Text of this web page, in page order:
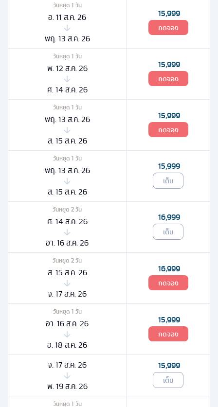
วันหยุด 1 วัน
อ. 11 ส.ค. 26
พฤ. 13 ส.ค. 26
15,999
กดจอง
วันหยุด 1 วัน
พ. 12 ส.ค. 26
ศ. 14 ส.ค. 26
15,999
กดจอง
วันหยุด 1 วัน
พฤ. 13 ส.ค. 26
ส. 15 ส.ค. 26
15,999
กดจอง
วันหยุด 1 วัน
พฤ. 13 ส.ค. 26
ส. 15 ส.ค. 26
15,999
เต็ม
วันหยุด 2วัน
ศ. 14 ส.ค. 26
อา. 16 ส.ค. 26
16,999
เต็ม
วันหยุด 2วัน
ส. 15 ส.ค. 26
จ. 17 ส.ค. 26
16,999
กดจอง
วันหยุด 1 วัน
อา. 16 ส.ค. 26
อ. 18 ส.ค. 26
15,999
กดจอง
จ. 17 ส.ค. 26
พ. 19 ส.ค. 26
15,999
เต็ม
วันหยุด 1 วัน